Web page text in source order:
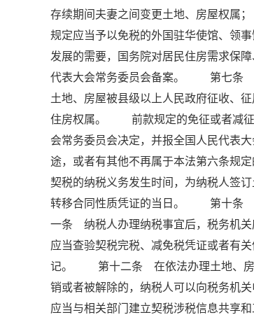
存续期间夫妻之间变更土地、房屋权
规定应当予以免税的外国驻华使馆、
发展的需要，国务院对居民住房需求保
代表大会常务委员会备案。 第七条
土地、房屋被县级以上人民政府征收
住房权属。 前款规定的免征或者减征
会常务委员会决定，并报全国人民代
途，或者有其他不再属于本法第六条
契税的纳税义务发生时间，为纳税人签
转移合同性质凭证的当日。 第十条
一条 纳税人办理纳税事宜后，税务机关
应当查验契税完税、减免税凭证或者有
记。 第十二条 在依法办理土地、房屋
销或者被解除的，纳税人可以向税务
应当与相关部门建立契税涉税信息共享